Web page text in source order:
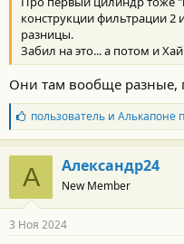
конструкции фильтрации 2
разницы.
Забил на это... а потом и
Они там вообще разные,
Б
л
а
г
о
д
а
н
пользовательи Алькапоне
А Александр24
New Member
3 Ноя 2024